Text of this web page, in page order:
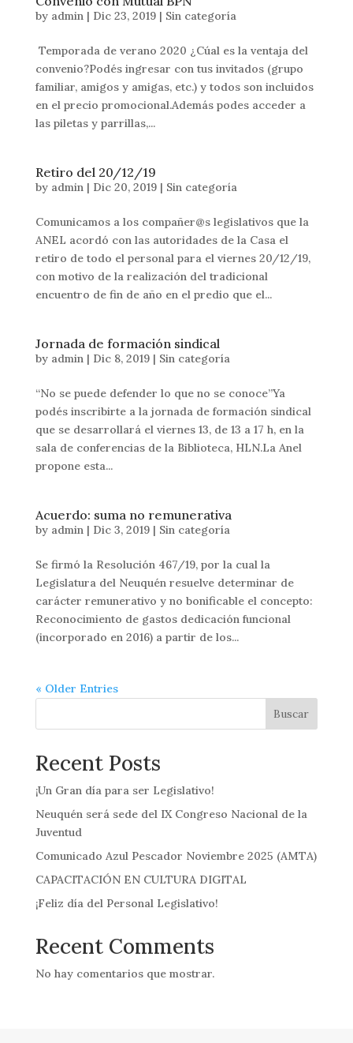
by admin| Dic 23, 2019| Sin categoría
Temporada de verano 2020 ¿Cúal es la ventaja del
convenio?Podés ingresar con tus invitados (grupo
familiar, amigos y amigas, etc.) y todos son incluidos
en el precio promocional.Además podes acceder a
las piletas y parrillas,...
Retiro del 20/12/19
by admin| Dic 20, 2019| Sin categoría
Comunicamos a los compañer@s legislativos que la
ANEL acordó con las autoridades de la Casa el
retiro de todo el personal para el viernes 20/12/19,
con motivo de la realización del tradicional
encuentro de fin de año en el predio que el...
Jornada de formación sindical
by admin| Dic 8, 2019| Sin categoría
“No se puede defender lo que no se conoce”Ya
podés inscribirte a la jornada de formación sindical
que se desarrollará el viernes 13, de 13 a 17 h, en la
sala de conferencias de la Biblioteca, HLN.La Anel
propone esta...
Acuerdo: suma no remunerativa
by admin| Dic 3, 2019| Sin categoría
Se firmó la Resolución 467/19, por la cual la
Legislatura del Neuquén resuelve determinar de
carácter remunerativo y no bonificable el concepto:
Reconocimiento de gastos dedicación funcional
(incorporado en 2016) a partir de los...
« Older Entries
Buscar
Recent Posts
¡Un Gran día para ser Legislativo!
Neuquén será sede del IX Congreso Nacional de la
Juventud
Comunicado Azul Pescador Noviembre 2025 (AMTA)
CAPACITACIÓN EN CULTURA DIGITAL
¡Feliz día del Personal Legislativo!
Recent Comments
No hay comentarios que mostrar.